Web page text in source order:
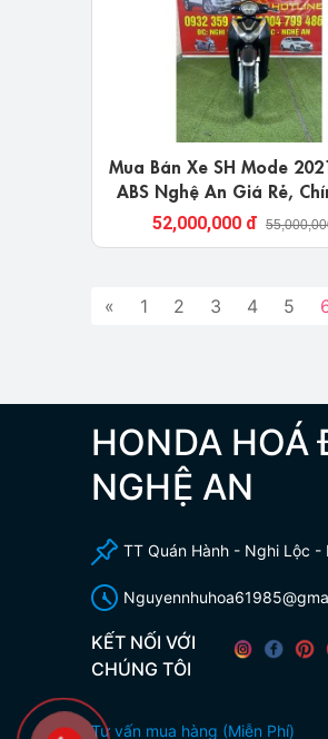
Mua Bán Xe SH Mode 2021 Phanh
ABS Nghệ An Giá Rẻ,
52,000,000 đ
« 1 2 3 4 5
HONDA HOÁ
NGHỆ AN
TT Quán Hành - Nghi Lộc -
KẾT NỐI VỚI
CHÚNG TÔI
Tư vấn mua hàng (Miễn Phí)